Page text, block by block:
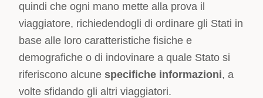
quindi che ogni mano mette alla prova il
viaggiatore, richiedendogli di ordinare gli Stati in
base alle loro caratteristiche fisiche e
demografiche o di indovinare a quale Stato si
riferiscono alcune specifiche informazioni, a
volte sfidando gli altri viaggiatori.